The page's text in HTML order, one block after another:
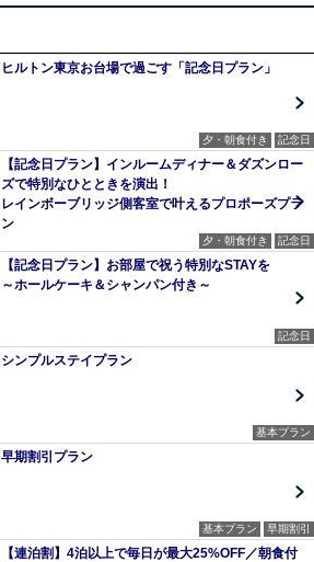
ヒルトン東京お台場で過ごす「記念日プラン」
夕・朝食付き 記念日
【記念日プラン】インルームディナー＆ダズンロー
ズで特別なひとときを演出！
レインボーブリッジ側客室で叶えるプロポーズプラ
ン
夕・朝食付き 記念日
【記念日プラン】お部屋で祝う特別なSTAYを
～ホールケーキ＆シャンパン付き～
記念日
シンプルステイプラン
基本プラン
早期割引プラン
基本プラン 早期割引
【連泊割】4泊以上で毎日が最大25%OFF／朝食付